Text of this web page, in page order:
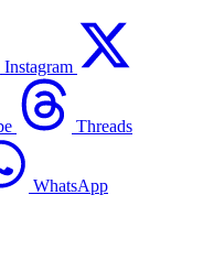
Instagram
Threads
WhatsApp